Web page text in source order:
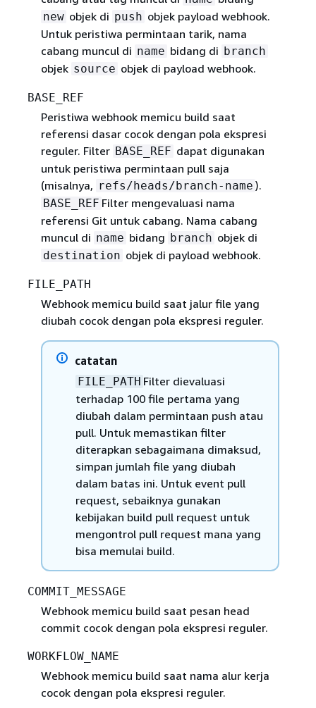
new objek di push objek payload webhook.
Untuk peristiwa permintaan tarik, nama
cabang muncul di name bidang di branch
objek source objek di payload webhook.
BASE_REF
Peristiwa webhook memicu build saat
referensi dasar cocok dengan pola ekspresi
reguler. Filter BASE_REF dapat digunakan
untuk peristiwa permintaan pull saja
(misalnya, refs/heads/branch-name ).
BASE_REF Filter mengevaluasi nama
referensi Git untuk cabang. Nama cabang
muncul di name bidang branch objek di
destination objek di payload webhook.
FILE_PATH
Webhook memicu build saat jalur file yang
diubah cocok dengan pola ekspresi reguler.
catatan
FILE_PATH Filter dievaluasi
terhadap 100 file pertama yang
diubah dalam permintaan push atau
pull. Untuk memastikan filter
diterapkan sebagaimana dimaksud,
simpan jumlah file yang diubah
dalam batas ini. Untuk event pull
request, sebaiknya gunakan
kebijakan build pull request untuk
mengontrol pull request mana yang
bisa memulai build.
COMMIT_MESSAGE
Webhook memicu build saat pesan head
commit cocok dengan pola ekspresi reguler.
WORKFLOW_NAME
Webhook memicu build saat nama alur kerja
cocok dengan pola ekspresi reguler.